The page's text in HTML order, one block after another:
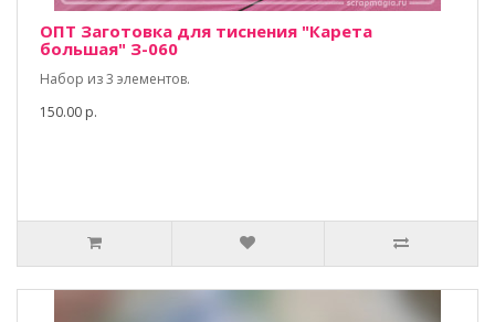
ОПТ Заготовка для тиснения "Карета
большая" З-060
Набор из 3 элементов.
150.00 р.